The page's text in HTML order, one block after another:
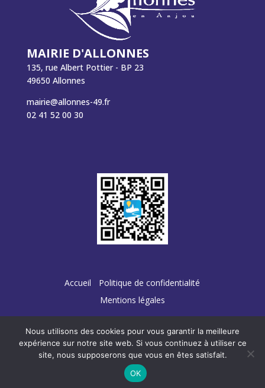
MAIRIE D'ALLONNES
135, rue Albert Pottier - BP 23
49650 Allonnes
mairie@allonnes-49.fr
02 41 52 00 30
Accueil
Politique de confidentialité
Mentions légales
Conception :TERRE DE PIXELS
Nous utilisons des cookies pour vous garantir la meilleure
expérience sur notre site web. Si vous continuez à utiliser ce
site, nous supposerons que vous en êtes satisfait.
OK